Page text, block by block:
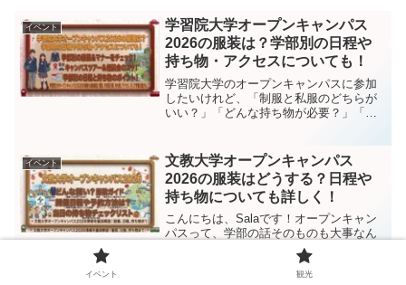
イベント
学習院大学オープンキャンパス
2026の服装は？学部別の日程や
持ち物・アクセスについても！
学習院大学のオープンキャンパスに参加
したいけれど、「制服と私服のどちらが
いい？」「どんな持ち物が必要？」「学
年の学習院大学オープンキャンパスは、
法学部・経済学部・文...
イベント
文教大学オープンキャンパス
2026の服装はどうする？日程や
持ち物についても詳しく！
こんにちは、Salaです！オープンキャン
パスって、学部の話そのものも大事なん
ですが、実はその前に「何を着て行
く？」「何を持って行く？」でかなり迷
いますよね。私もこういうイベントごと
イベント 観光